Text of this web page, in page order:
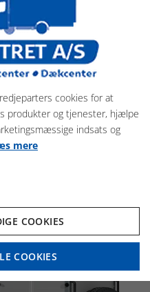
BIG
sadelskab
cookies for at
produkter og tjenester, hjælpe
indsats og
mere
COOKIES
COOKIES